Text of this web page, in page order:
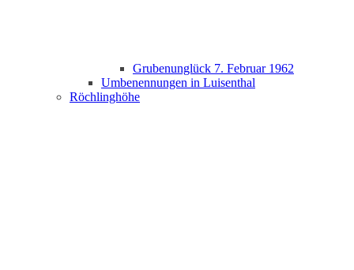
Grubenunglück 7. Februar 1962
Umbenennungen in Luisenthal
Röchlinghöhe